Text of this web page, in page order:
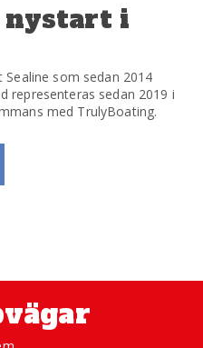
nystart i
som sedan 2014
representeras sedan 2019 i
med TrulyBoating.